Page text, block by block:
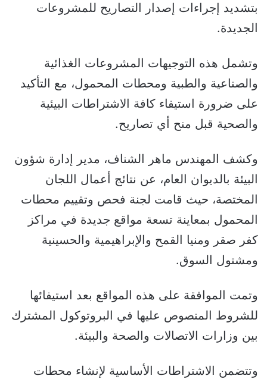
بتشديد إجراءات إصدار التصاريح للمشروعات
الجديدة.
وتشمل هذه التوجيهات المشروعات الغذائية
والصناعية والطبية ومحطات المحمول، مع التأكيد
على ضرورة استيفاء كافة الاشتراطات البيئية
والصحية قبل منح أي تصاريح.
وكشف المهندس ماهر الشناف، مدير إدارة شؤون
البيئة بالديوان العام، عن نتائج أعمال اللجان
المختصة، حيث قامت لجنة فحص وتقييم محطات
المحمول بمعاينة تسعة مواقع جديدة في مراكز
كفر صقر ومنيا القمح والإبراهيمية والحسينية
ومشتول السوق.
وتمت الموافقة على هذه المواقع بعد استيفائها
للشروط المنصوص عليها في البروتوكول المشترك
بين وزارات الاتصالات والصحة والبيئة.
وتتضمن الاشتراطات الأساسية لإنشاء محطات